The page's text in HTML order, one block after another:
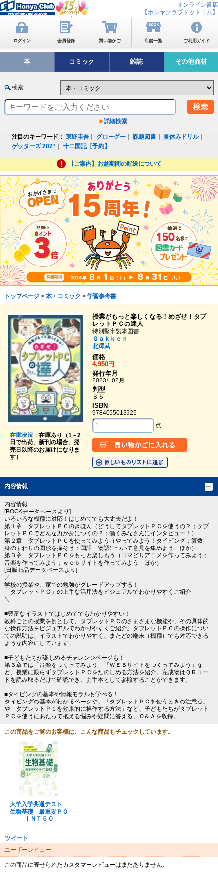
オンライン書店
【ホンヤクラブドットコム】
ログイン 会員登録 買い物かご 店舗一覧 ご利用ガイド
本 コミック 雑誌 その他商材
検索
詳細検索
注目のキーワード： 東野圭吾 グローグー ｜課題図書 ｜夏休みドリル｜
ゲッターズ 2027 ｜十二国記【予約】
【ご案内】お盆期間の配送について
トップページ> 本・コミック > 学習参考書
在庫状況：在庫あり（1～2
日で出荷、新刊の場合、発
売日以降のお届けになりま
す）
授業がもっと楽しくなる！めざせ！タブ
レットＰＣの達人
特別堅牢製本図書
Ｇａｋｋｅｎ
北澤武
価格
4,950円
発行年月
2023年02月
判型
Ｂ５
ISBN
9784055013925
点
内容情報
内容情報
[BOOKデータベースより]
いろいろな機種に対応！はじめてでも大丈夫だよ！
第１章 タブレットＰＣのきほん（どうしてタブレットＰＣを使うの？；タブ
レットＰＣでどんな力が身につくの？；働くみなさんにインタビュー！）
第２章 タブレットＰＣを使ってみよう（やってみよう！タイピング；算数
身のまわりの図形を探そう；国語 物語について意見を集めよう ほか）
第３章 タブレットＰＣをもっと楽しもう（コマどりアニメを作ってみよう；
音楽を作ってみよう；ｗｅｂサイトを作ってみよう ほか）
[日販商品データベースより]
／
学校の授業や、家での勉強がグレードアップする！
「タブレットＰＣ」の上手な活用法をビジュアルでわかりやすくご紹介
＼
■豊富なイラストではじめてでもわかりやすい！
教科ごとの授業を例として、タブレットＰＣのさまざまな機能や、その具体的
な操作方法をビジュアルでわかりやすくご紹介。タブレットＰＣの操作につい
ての説明は、イラストでわかりやすく、またどの端末（機種）でも対応できる
ような内容にしています。
■子どもたちが楽しめるチャレンジページも！
第３章では「音楽をつくってみよう」「ＷＥＢサイトをつくってみよう」な
ど、授業に限らずタブレットＰＣをたのしめる方法を紹介。完成物はＱＲコー
ドを読み取るだけで確認でき、お手本として参照することができます。
■タイピングの基本や情報モラルも学べる！
タイピングの基本がわかるページや、「タブレットＰＣを使うときの注意点」
や「タブレットＰＣを効果的に操作する方法」など、子どもたちがタブレット
ＰＣを使うにあたって抱える悩みや疑問に答える、Ｑ＆Ａを収録。
この商品をご覧のお客様は、こんな商品もチェックしています。
大学入学共通テスト
生物基礎 最重要ＰＯ
ＩＮＴ５０
ツイート
ユーザーレビュー
この商品に寄せられたカスタマーレビューはまだありません。